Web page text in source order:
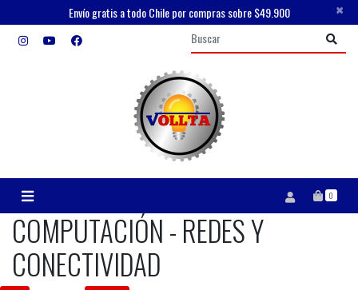
Envío gratis a todo Chile por compras sobre $49.900 ×
0
COMPUTACIÓN - REDES Y
CONECTIVIDAD